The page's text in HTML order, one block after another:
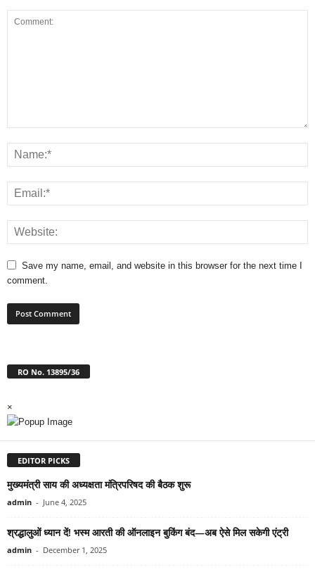
Save my name, email, and website in this browser for the next time I
comment.
RO No. 13895/36
×
EDITOR PICKS
मुख्यमंत्री साय की अध्यक्षता मंत्रिपरिषद की बैठक शुरू
admin - June 4, 2025
श्रद्धालुओं ध्यान दें! भस्म आरती की ऑनलाइन बुकिंग बंद—अब ऐसे मिल सकेगी एंट्री
admin - December 1, 2025